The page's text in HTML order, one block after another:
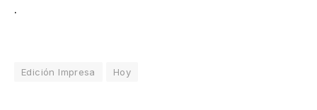
.
Edición Impresa Hoy